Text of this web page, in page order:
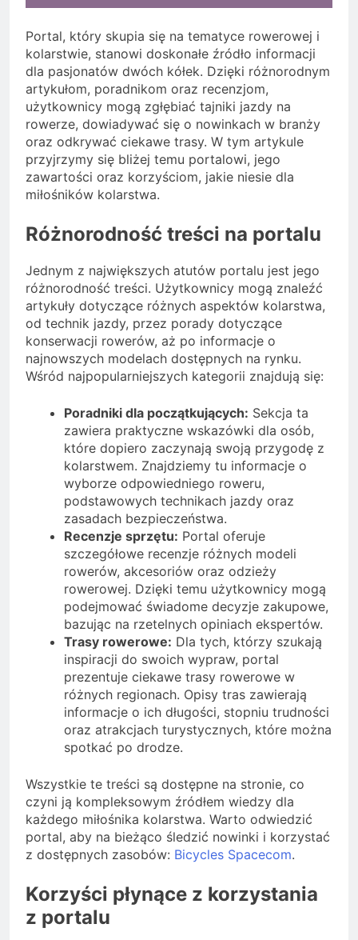
Portal, który skupia się na tematyce rowerowej i
kolarstwie, stanowi doskonałe źródło informacji
dla pasjonatów dwóch kółek. Dzięki różnorodnym
artykułom, poradnikom oraz recenzjom,
użytkownicy mogą zgłębiać tajniki jazdy na
rowerze, dowiadywać się o nowinkach w branży
oraz odkrywać ciekawe trasy. W tym artykule
przyjrzymy się bliżej temu portalowi, jego
zawartości oraz korzyściom, jakie niesie dla
miłośników kolarstwa.
Różnorodność treści na portalu
Jednym z największych atutów portalu jest jego
różnorodność treści. Użytkownicy mogą znaleźć
artykuły dotyczące różnych aspektów kolarstwa,
od technik jazdy, przez porady dotyczące
konserwacji rowerów, aż po informacje o
najnowszych modelach dostępnych na rynku.
Wśród najpopularniejszych kategorii znajdują się:
Poradniki dla początkujących: Sekcja ta
zawiera praktyczne wskazówki dla osób,
które dopiero zaczynają swoją przygodę z
kolarstwem. Znajdziemy tu informacje o
wyborze odpowiedniego roweru,
podstawowych technikach jazdy oraz
zasadach bezpieczeństwa.
Recenzje sprzętu: Portal oferuje
szczegółowe recenzje różnych modeli
rowerów, akcesoriów oraz odzieży
rowerowej. Dzięki temu użytkownicy mogą
podejmować świadome decyzje zakupowe,
bazując na rzetelnych opiniach ekspertów.
Trasy rowerowe: Dla tych, którzy szukają
inspiracji do swoich wypraw, portal
prezentuje ciekawe trasy rowerowe w
różnych regionach. Opisy tras zawierają
informacje o ich długości, stopniu trudności
oraz atrakcjach turystycznych, które można
spotkać po drodze.
Wszystkie te treści są dostępne na stronie, co
czyni ją kompleksowym źródłem wiedzy dla
każdego miłośnika kolarstwa. Warto odwiedzić
portal, aby na bieżąco śledzić nowinki i korzystać
z dostępnych zasobów: Bicycles Spacecom.
Korzyści płynące z korzystania
z portalu